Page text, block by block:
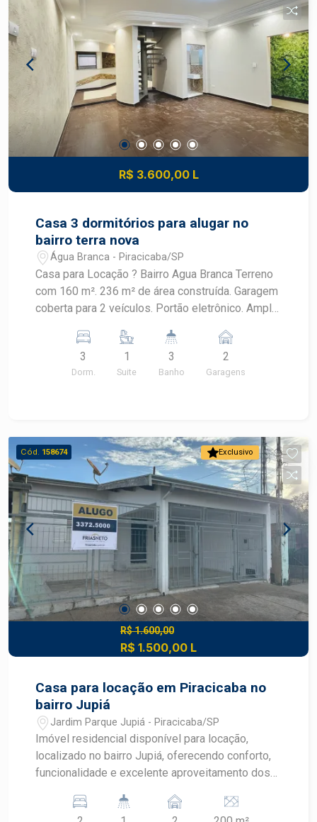
R$ 3.600,00 L
Casa 3 dormitórios para alugar no
bairro terra nova
Água Branca - Piracicaba/SP
Casa para Locação ? Bairro Agua Branca Terreno
com 160 m². 236 m² de área construída. Garagem
coberta para 2 veículos. Portão eletrônico. Ampla
planejada com cooktop e bar integrado. Quintal
com cobertura retrátil. Espaço gourmet com
churrasqueira, fogão a lenha e forno de pizza.
acesso à varanda.
3
Dorm.
1
Suite
3
Banho
2
Garagens
Exclusivo
Cód. 158674
R$ 1.600,00
R$ 1.500,00 L
Casa para locação em Piracicaba no
bairro Jupiá
Jardim Parque Jupiá - Piracicaba/SP
Imóvel residencial disponível para locação,
localizado no bairro Jupiá, oferecendo conforto,
funcionalidade e excelente aproveitamento dos
dormitórios; 01 banheiro social; Sala de jantar;;